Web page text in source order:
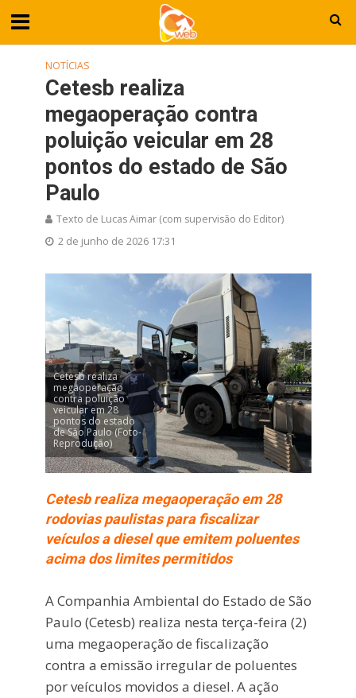
NOTÍCIAS
Cetesb realiza
megaoperação contra
poluição veicular em 28
pontos do estado de São
Paulo
Texto de Lucas Aimar (com supervisão do Editor)
2 de junho de 2026 17:31
Cetesb realiza
megaoperação
contra poluição
veicular em 28
pontos do estado
de São Paulo (Foto-
Reprodução)
Cetesb realiza megaoperação em 28
rodovias paulistas para fiscalizar
veículos a diesel que emitem poluentes
acima dos limites permitidos
A Companhia Ambiental do Estado de São
Paulo (Cetesb) realiza nesta terça-feira (2)
uma megaoperação de fiscalização
contra a emissão irregular de poluentes
por veículos movidos a diesel. A ação